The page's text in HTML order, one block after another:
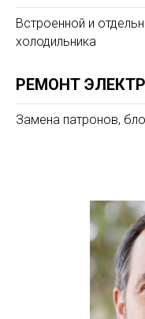
Встроенной и
холодильника
РЕМОНТ
Замена патронов,